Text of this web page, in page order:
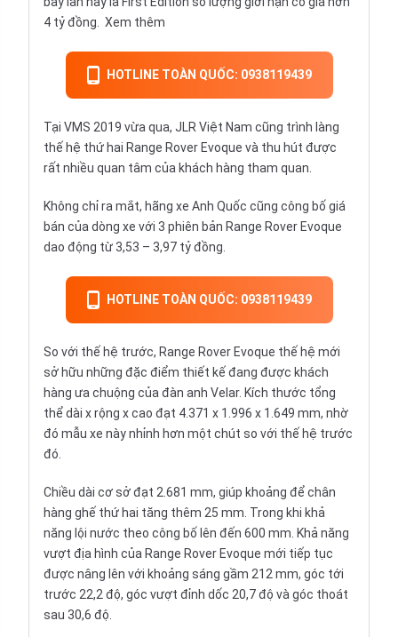
4 tỷ đồng. Xem thêm
HOTLINE TOÀN QUỐC: 0938119439
Tại VMS 2019 vừa qua, JLR Việt Nam cũng trình làng
thế hệ thứ hai Range Rover Evoque và thu hút được
rất nhiều quan tâm của khách hàng tham quan.
Không chỉ ra mắt, hãng xe Anh Quốc cũng công bố giá
bán của dòng xe với 3 phiên bản Range Rover Evoque
dao động từ 3,53 – 3,97 tỷ đồng.
HOTLINE TOÀN QUỐC: 0938119439
So với thế hệ trước, Range Rover Evoque thế hệ mới
sở hữu những đặc điểm thiết kế đang được khách
hàng ưa chuộng của đàn anh Velar. Kích thước tổng
thể dài x rộng x cao đạt 4.371 x 1.996 x 1.649 mm, nhờ
đó mẫu xe này nhỉnh hơn một chút so với thế hệ trước
đó.
Chiều dài cơ sở đạt 2.681 mm, giúp khoảng để chân
hàng ghế thứ hai tăng thêm 25 mm. Trong khi khả
năng lội nước theo công bố lên đến 600 mm. Khả năng
vượt địa hình của Range Rover Evoque mới tiếp tục
được nâng lên với khoảng sáng gầm 212 mm, góc tới
trước 22,2 độ, góc vượt đỉnh dốc 20,7 độ và góc thoát
sau 30,6 độ.